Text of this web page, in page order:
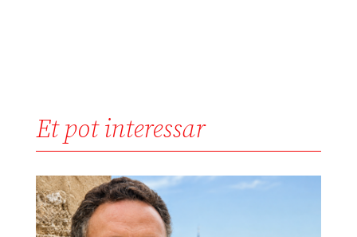
Et pot interessar